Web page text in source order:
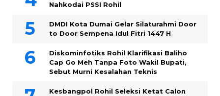
Nahkodai PSSI Rohil
DMDI Kota Dumai Gelar Silaturahmi Door
to Door Sempena Idul Fitri 1447 H
Diskominfotiks Rohil Klarifikasi Baliho
Cap Go Meh Tanpa Foto Wakil Bupati,
Sebut Murni Kesalahan Teknis
Kesbangpol Rohil Seleksi Ketat Calon